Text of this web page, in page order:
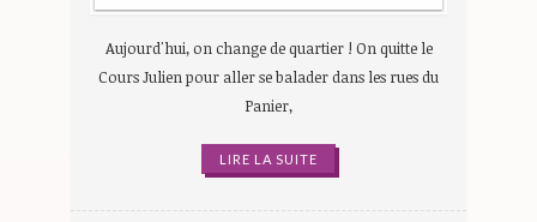
Aujourd'hui, on change de quartier ! On quitte le
Cours Julien pour aller se balader dans les rues du
Panier,
LIRE LA SUITE